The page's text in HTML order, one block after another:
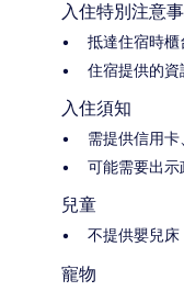
入住特別注意
抵達住宿時
住宿提供的
入住須知
需提供信用
可能需要出
兒童
不提供嬰兒床
寵物